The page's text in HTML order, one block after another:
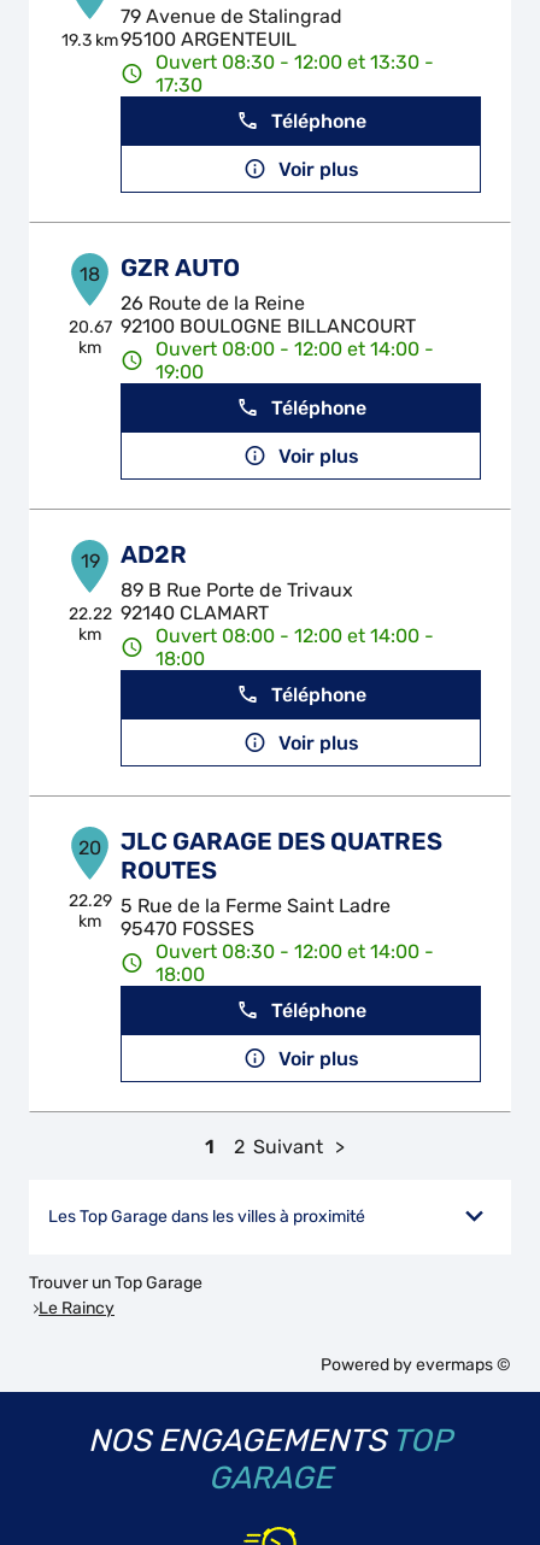
19.3 km
79 Avenue de Stalingrad
95100 ARGENTEUIL
Ouvert 08:30 - 12:00 et 13:30 -
17:30
Téléphone
Voir plus
18
20.67
km
GZR AUTO
26 Route de la Reine
92100 BOULOGNE BILLANCOURT
Ouvert 08:00 - 12:00 et 14:00 -
19:00
Téléphone
Voir plus
19
22.22
km
AD2R
89 B Rue Porte de Trivaux
92140 CLAMART
Ouvert 08:00 - 12:00 et 14:00 -
18:00
Téléphone
Voir plus
20
22.29
km
JLC GARAGE DES QUATRES
ROUTES
5 Rue de la Ferme Saint Ladre
95470 FOSSES
Ouvert 08:30 - 12:00 et 14:00 -
18:00
Téléphone
Voir plus
1 2 Suivant
Les Top Garage dans les villes à proximité
Trouver un Top Garage
Le Raincy
Powered byevermaps ©
NOS ENGAGEMENTS TOP
GARAGE